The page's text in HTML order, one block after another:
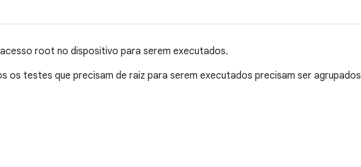
root no dispositivo para serem executados.
os testes que precisam de raiz para serem executados precisam ser agrupados